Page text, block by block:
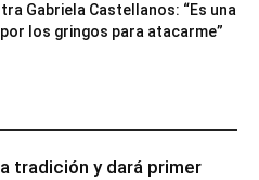
Gabriela Castellanos: “Es una
los gringos para atacarme”
tradición y dará primer